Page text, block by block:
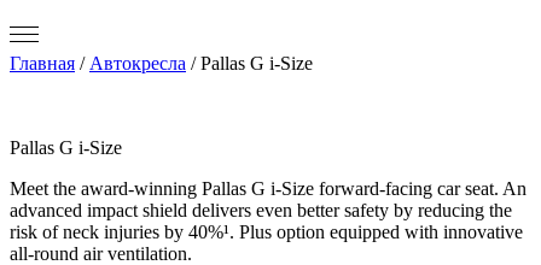
Главная / Автокресла / Pallas G i-Size
Pallas G i-Size
Meet the award-winning Pallas G i-Size forward-facing car seat. An
advanced impact shield delivers even better safety by reducing the
risk of neck injuries by 40%¹. Plus option equipped with innovative
all-round air ventilation.